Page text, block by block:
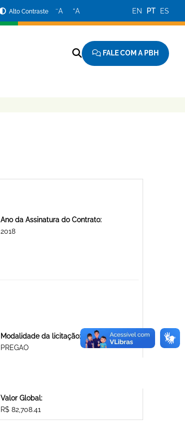
Alto Contraste −A +A EN PT ES
FALE COM A PBH
Ano da Assinatura do Contrato:
2018
Modalidade da licitação:
PREGAO
Valor Global:
R$ 82,708.41